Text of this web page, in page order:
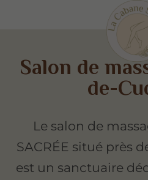
Salon de
de-
Le salon de
SACRÉE situé près
est un sanctuaire